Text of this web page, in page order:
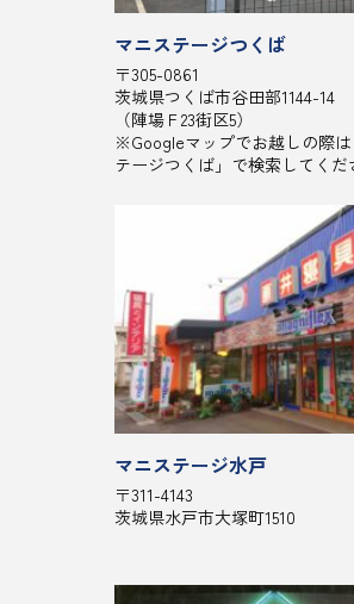
マニステージつくば
〒305-0861
茨城県つくば市谷田部1144-14
（陣場Ｆ23街区5）
※Googleマップでお越しの際は
テージつくば」で検索してくだ
マニステージ水戸
〒311-4143
茨城県水戸市大塚町1510